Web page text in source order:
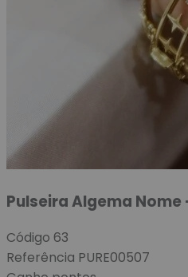
Pulseira Algema Nome
Código 63
Referência PURE00507